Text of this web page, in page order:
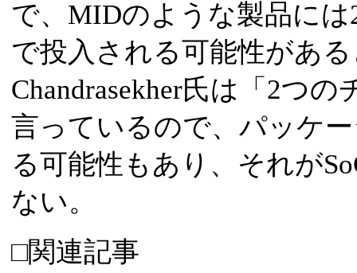
で、MIDのような製品に
で投入される可能性があ
Chandrasekher氏は「2つ
言っているので、パッケ
る可能性もあり、それが
ない。
□関連記事